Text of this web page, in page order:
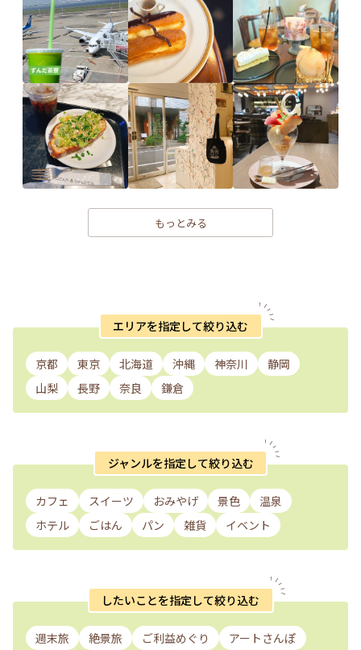
もっとみる
エリアを指定して絞り込む
京都 東京 北海道 沖縄 神奈川
静岡
山梨
長野 奈良 鎌倉
ジャンルを指定して絞り込む
カフェ スイーツ おみやげ 景色
温泉
ホテル
ごはん パン 雑貨 イベント
したいことを指定して絞り込む
週末旅 絶景旅 ご利益めぐり
アートさんぽ